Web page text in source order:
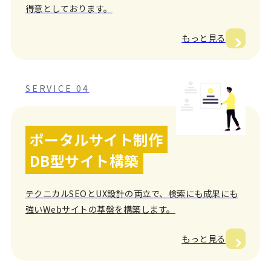
得意としております。
もっと見る
SERVICE 04
ポータルサイト制作
DB型サイト構築
テクニカルSEOとUX設計の両立で、検索にも成果にも
強いWebサイトの基盤を構築します。
もっと見る